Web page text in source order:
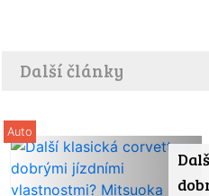
Další články
Auto